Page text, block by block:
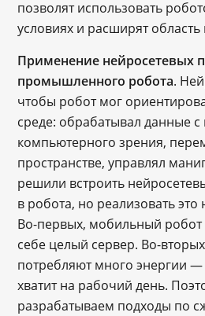
позволят использовать
условиях и расширят
Применение нейросетевых
промышленного робота.
чтобы робот мог
среде: обрабатывал данные с
компьютерного зрения,
пространстве, управлял
решили встроить
в робота, но реализовать
Во-первых, мобильный робот
себе целый сервер. Во-
потребляют много энергии —
хватит на рабочий день.
разрабатываем подходы по